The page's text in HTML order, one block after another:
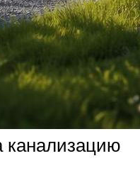
канализацию